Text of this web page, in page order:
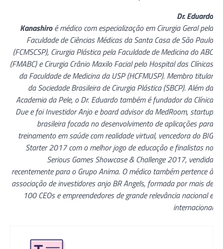
Dr. Eduardo
Kanashiroé médico com especialização em Cirurgia Geral pela
Faculdade de Ciências Médicas da Santa Casa de São Paulo
(FCMSCSP), Cirurgia Plástica pela Faculdade de Medicina do ABC
(FMABC) e Cirurgia Crânio Maxilo Facial pelo Hospital das Clínicas
da Faculdade de Medicina da USP (HCFMUSP). Membro titular
da Sociedade Brasileira de Cirurgia Plástica (SBCP). Além da
Academia da Pele, o Dr. Eduardo também é fundador da Clínica
Due e foi Investidor Anjo e board advisor da MedRoom, startup
brasileira focada no desenvolvimento de aplicações para
treinamento em saúde com realidade virtual, vencedora do BIG
Starter 2017 com o melhor jogo de educação e finalistas no
Serious Games Showcase & Challenge 2017, vendida
recentemente para o Grupo Anima. O médico também pertence à
associação de investidores anjo BR Angels, formada por mais de
100 CEOs e empreendedores de grande relevância nacional e
internacional